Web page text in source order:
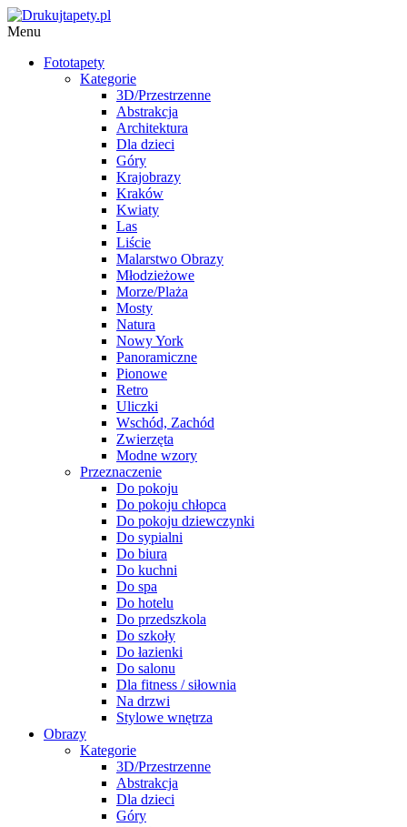
Menu
Fototapety
Kategorie
3D/Przestrzenne
Abstrakcja
Architektura
Dla dzieci
Góry
Krajobrazy
Kraków
Kwiaty
Las
Liście
Malarstwo Obrazy
Młodzieżowe
Morze/Plaża
Mosty
Natura
Nowy York
Panoramiczne
Pionowe
Retro
Uliczki
Wschód, Zachód
Zwierzęta
Modne wzory
Przeznaczenie
Do pokoju
Do pokoju chłopca
Do pokoju dziewczynki
Do sypialni
Do biura
Do kuchni
Do spa
Do hotelu
Do przedszkola
Do szkoły
Do łazienki
Do salonu
Dla fitness / siłownia
Na drzwi
Stylowe wnętrza
Obrazy
Kategorie
3D/Przestrzenne
Abstrakcja
Dla dzieci
Góry